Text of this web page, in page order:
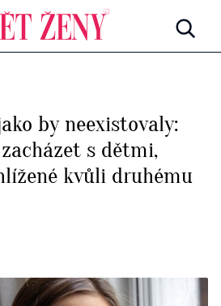
by neexistovaly:
s dětmi,
kvůli druhému